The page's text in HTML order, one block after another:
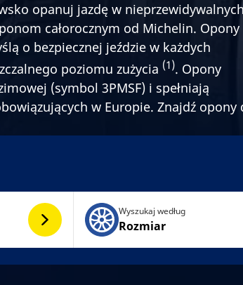
opanuj jazdę w nieprzewidywalnych
całorocznym od Michelin. Opony
o bezpiecznej jeździe w każdych
poziomu zużycia (1). Opony
(symbol 3PMSF) i spełniają
w Europie. Znajdź opony
Wyszukaj według
Rozmiar